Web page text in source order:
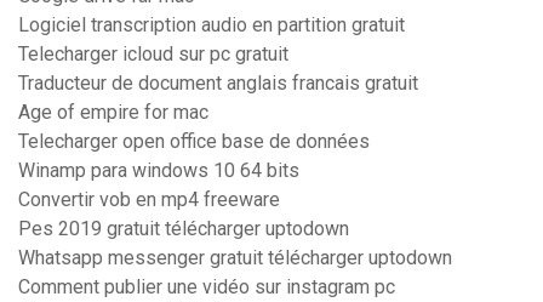
Logiciel transcription audio en partition gratuit
Telecharger icloud sur pc gratuit
Traducteur de document anglais francais gratuit
Age of empire for mac
Telecharger open office base de données
Winamp para windows 10 64 bits
Convertir vob en mp4 freeware
Pes 2019 gratuit télécharger uptodown
Whatsapp messenger gratuit télécharger uptodown
Comment publier une vidéo sur instagram pc